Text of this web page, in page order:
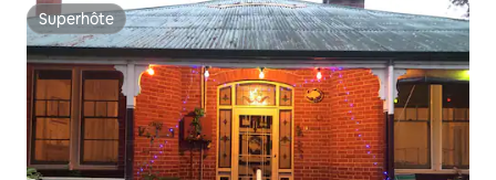
Superhôte
Superhôte